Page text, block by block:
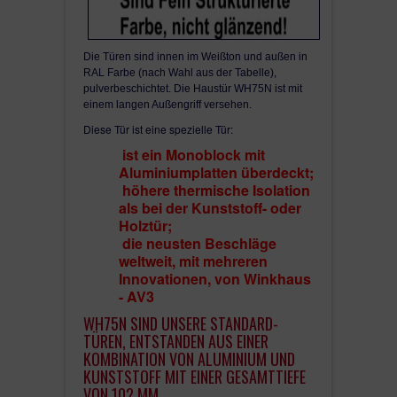
Inklusive Innen- und Außengriff,
inklusive Zylinder mit5 Schlüsseln
Gefahrenfunktion von Winkhaus
Beschläge autoLock Winkhaus AV3 mit
Tagesfalle(optional EAV3 - Motor, Kabel, Trafo,
Kabelübergang). - Bitte beachten: AV3 können Sie
Die Türen sind innen im Weißton und außen in
RAL Farbe (nach Wahl aus der Tabelle),
pulverbeschichtet. Die Haustür WH75N ist mit
einem langen Außengriff versehen.
Diese Tür ist eine spezielle Tür:
ist ein Monoblock mit
Aluminiumplatten überdeckt;
höhere thermische Isolation
als bei der Kunststoff- oder
Holztür;
die neusten Beschläge
weltweit, mit mehreren
Innovationen, von Winkhaus
- AV3
WH75N SIND UNSERE STANDARD-
TÜREN, ENTSTANDEN AUS EINER
KOMBINATION VON ALUMINIUM UND
KUNSTSTOFF MIT EINER GESAMTTIEFE